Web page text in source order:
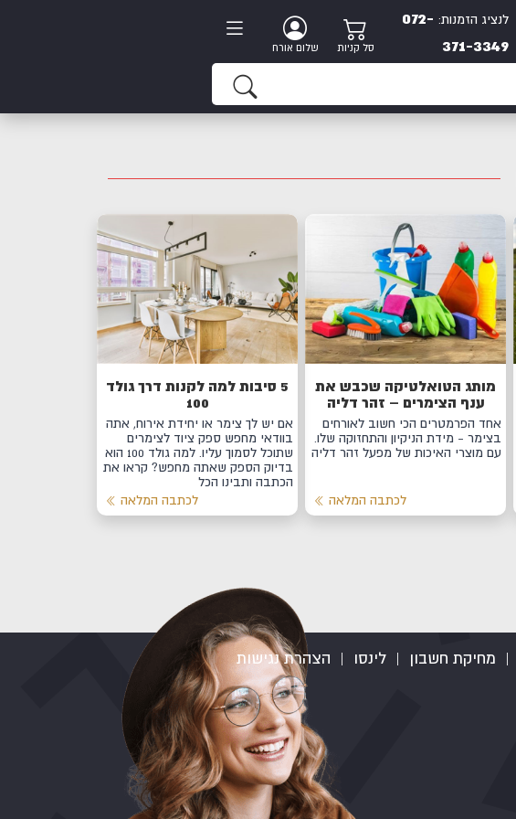
לנציג הזמנות: 072-
371-3349
סל קניות שלום אורח
מותג הטואלטיקה שכבש את
ענף הצימרים – זהר דליה
אחד הפרמטרים הכי חשוב לאורחים
בצימר - מידת הניקיון והתחזוקה שלו.
עם מוצרי האיכות של מפעל זהר דליה
לכתבה המלאה
5 סיבות למה לקנות דרך גולד
100
אם יש לך צימר או יחידת אירוח, אתה
בוודאי מחפש ספק ציוד לצימרים
שתוכל לסמוך עליו. למה גולד 100 הוא
בדיוק הספק שאתה מחפש? קראו את
הכתבה ותבינו הכל
לכתבה המלאה
| מחיקת חשבון | לינסו | הצהרת נגישות